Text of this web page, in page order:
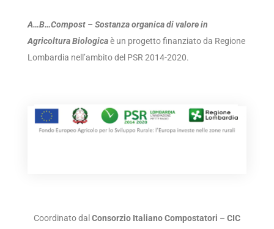
A…B…Compost – Sostanza organica di valore in
Agricoltura Biologicaè un progetto finanziato da Regione
Lombardia nell’ambito del PSR 2014-2020.
Coordinato dal Consorzio Italiano Compostatori – CIC